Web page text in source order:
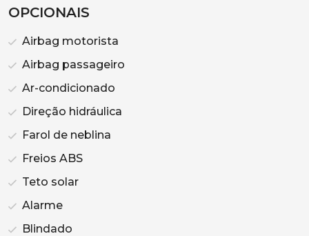
OPCIONAIS
Airbag motorista
Airbag passageiro
Ar-condicionado
Direção hidráulica
Farol de neblina
Freios ABS
Teto solar
Alarme
Blindado